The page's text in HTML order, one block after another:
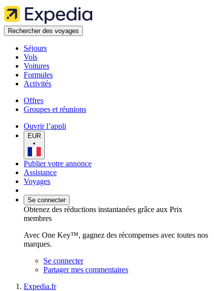
Rechercher des voyages
Séjours
Vols
Voitures
Formules
Activités
Offres
Groupes et réunions
Ouvrir l’appli
EUR
•
Publier votre annonce
Assistance
Voyages
Se connecter
Obtenez des réductions instantanées grâce aux Prix
membres
Avec One Key™, gagnez des récompenses avec toutes nos
marques.
Se connecter
Partager mes commentaires
Expedia.fr